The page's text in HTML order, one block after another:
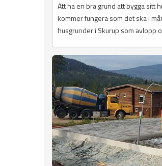
Att ha en bra grund att bygga sitt
kommer fungera som det ska i
husgrunder i Skurup som avlopp